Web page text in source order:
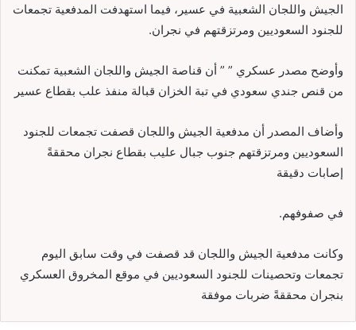
الجيش واللجان الشعبية في عسير، فيما استهدفت المدفعية تجمعات
للجنود السعوديين ومرتزقتهم في نجران.
وأوضح مصدر عسكري ” ” أن قناصة الجيش واللجان الشعبية تمكنت
من قنص جندي سعودي في تبة الخزان قبالة منفذ علب بقطاع عسير
وأضاف المصدر أن مدفعية الجيش واللجان قصفت تجمعات للجنود
السعوديين ومرتزقتهم جنوب جبال عليب بقطاع نجران محققةً
إصابات دقيقة
في صفوفهم.
وكانت مدفعية الجيش واللجان قد قصفت في وقت سابق اليوم
تجمعات وتحصينات للجنود السعوديين في موقع المخروق العسكري
بنجران محققةً ضربات موفقة